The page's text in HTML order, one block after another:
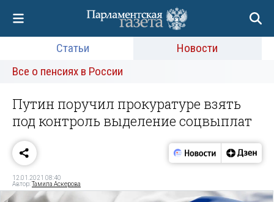
Статьи
Новости
Все о пенсиях в России
Путин поручил прокуратуре взять
под контроль выделение соцвыплат
12.01.2021 08:40
Автор:Тамила Аскерова